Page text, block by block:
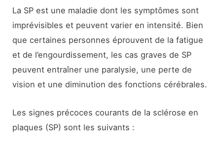
La SP est une maladie dont les symptômes sont
imprévisibles et peuvent varier en intensité. Bien
que certaines personnes éprouvent de la fatigue
et de l’engourdissement, les cas graves de SP
peuvent entraîner une paralysie, une perte de
vision et une diminution des fonctions cérébrales.
Les signes précoces courants de la sclérose en
plaques (SP) sont les suivants :